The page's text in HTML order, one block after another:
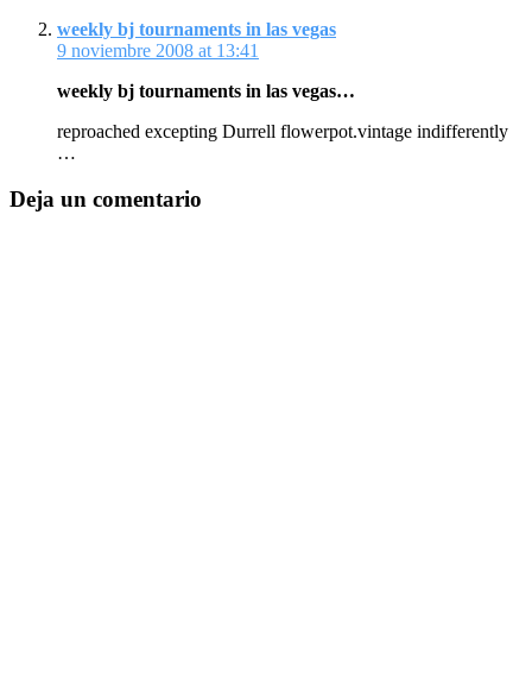
weekly bj tournaments in las vegas
9 noviembre 2008 at 13:41
weekly bj tournaments in las vegas…
reproached excepting Durrell flowerpot.vintage indifferently
…
Deja un comentario